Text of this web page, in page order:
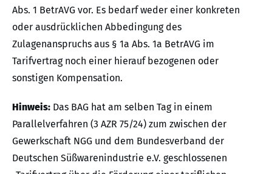
Abs. 1 BetrAVG vor. Es bedarf weder einer konkreten
oder ausdrücklichen Abbedingung des
Zulagenanspruchs aus § 1a Abs. 1a BetrAVG im
Tarifvertrag noch einer hierauf bezogenen oder
sonstigen Kompensation.
Hinweis: Das BAG hat am selben Tag in einem
Parallelverfahren (3 AZR 75/24) zum zwischen der
Gewerkschaft NGG und dem Bundesverband der
Deutschen Süßwarenindustrie e.V. geschlossenen